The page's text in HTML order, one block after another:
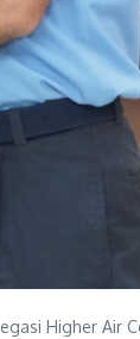
Higher Air